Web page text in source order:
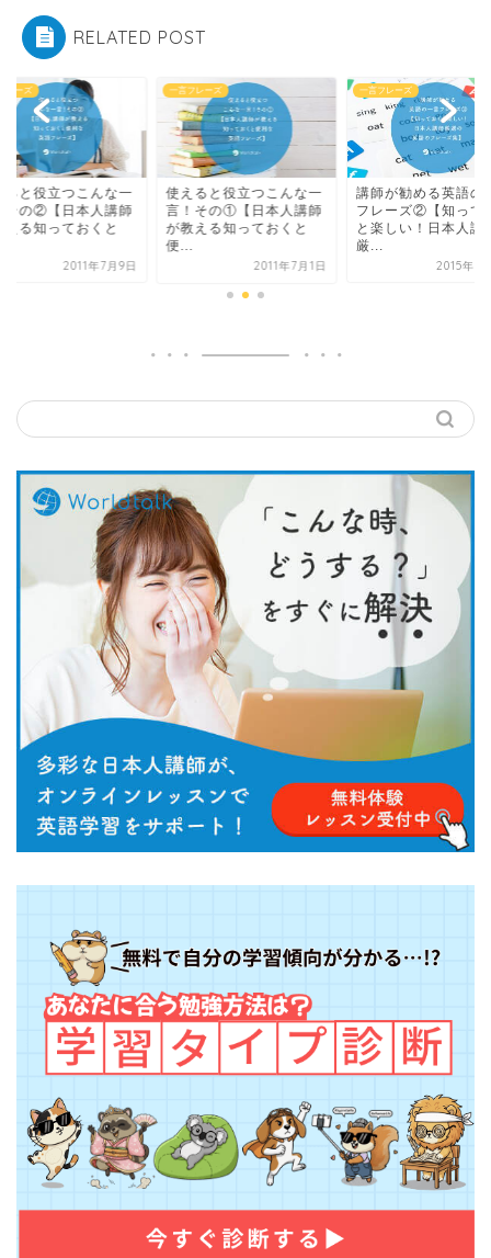
RELATED POST
レーズ
ると役立つこんな一
その①【日本人講師
える知っておくと
2011年7月1日
一言フレーズ
講師が勧める英語の一言
フレーズ②【知っておく
と楽しい！日本人講師
厳...
2015年9月10日
一言フレーズ
使えると役立つこん
言！その②【日本人
が教える知っておく
便...
2011年7